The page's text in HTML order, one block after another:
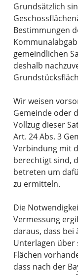
Grundsätzlich
Bestimmungen
gemeindlichen
deshalb
Wir weisen
Gemeinde oder
Vollzug dieser
Art. 24 Abs. 3
Verbindung mit
berechtigt sind,
betreten um
zu ermitteln.
Die
Vermessung
daraus, dass bei
Unterlagen
Flächen
dass nach der